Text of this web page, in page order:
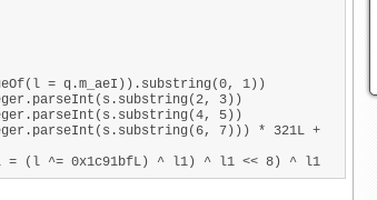
= q.m_aeI)).substring(0, 1))
3))
5))
7))) * 321L +
^= 0x1c91bfL) ^ l1) ^ l1 << 8) ^ l1